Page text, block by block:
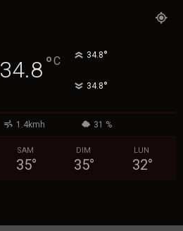
34.8°C 34.8°
34.8°
1.4kmh 31 %
SAM
35°
DIM
35°
LUN
32°